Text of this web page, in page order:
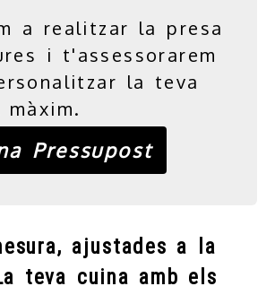
a realitzar la presa
i t'assessorarem
la teva
Pressupost
ajustades a la
teva cuina amb els